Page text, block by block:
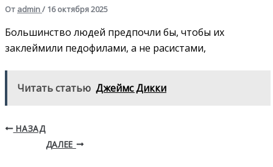
От admin/ 16 октября 2025
Большинство людей предпочли бы, чтобы их
заклеймили педофилами, а не расистами,
Читать статью Джеймс Дикки
НАЗАД
ДАЛЕЕ